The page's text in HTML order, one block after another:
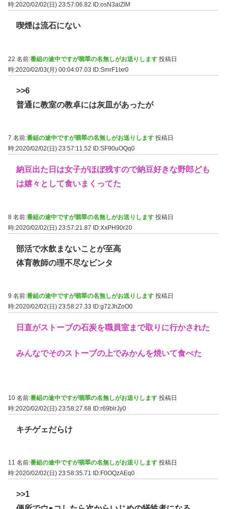
時:2020/02/02(日) 23:57:06.82
ID:osN3aiZlM
喫煙は流石にない
22 名前:番組の途中ですが翡翠の名無しがお送りします 投稿日
時:2020/02/03(月) 00:04:07.03 ID:SmrF1Ixr0
>>6
普通に教室の教卓には灰皿があったが
7 名前:番組の途中ですが翡翠の名無しがお送りします 投稿日
時:2020/02/02(日) 23:57:11.52
ID:SF90uOQq0
納豆出た日は女子がほぼ残すので納豆好きな野郎ども
は嬉々として食いまくってた
8 名前:番組の途中ですが翡翠の名無しがお送りします 投稿日
時:2020/02/02(日) 23:57:21.87 ID:XxPH90r20
部活で水飲まないことが至高
体育教師の理不尽なビンタ
9 名前:番組の途中ですが翡翠の名無しがお送りします 投稿日
時:2020/02/02(日) 23:58:27.33
ID:g72JhZoO0
日直がストーブの石炭を職員室まで取りに行かされた
みんなでそのストーブの上でみかんを焼いて食べた
10 名前:番組の途中ですが翡翠の名無しがお送りします 投稿日
時:2020/02/02(日) 23:58:27.68 ID:r69blrJy0
キチゲェだらけ
11 名前:番組の途中ですが翡翠の名無しがお送りします 投稿日
時:2020/02/02(日) 23:58:35.71
ID:F0OQzAEq0
>>1